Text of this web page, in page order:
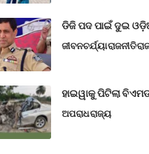
ଡିଜି ପଦ ପାଇଁ ଦୁଇ
ଜୀବନଚର୍ଯ୍ୟାରାଜନୀତି
ହାଇୱାକୁ ପିଟିଲା
ଅପରାଧରାଜ୍ୟ